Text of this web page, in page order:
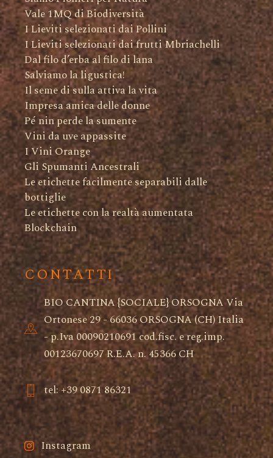
Vale 1MQ di Biodiversità
I Lieviti selezionati dai Pollini
I Lieviti selezionati dai frutti Mbriachelli
Dal filo d’erba al filo di lana
Salviamo la ligustica!
Il seme di sulla attiva la vita
Impresa amica delle donne
Pé nin perde la sumente
Vini da uve appassite
I Vini Orange
Gli Spumanti Ancestrali
Le etichette facilmente separabili dalle
bottiglie
Le etichette con la realtà aumentata
Blockchain
CONTATTI
BIO CANTINA {SOCIALE} ORSOGNA Via
Ortonese 29 - 66036 ORSOGNA (CH) Italia
- p.Iva 00090210691 cod.fisc. e reg.imp.
00123670697 R.E.A. n. 45366 CH
tel: +39 0871 86321
Instagram